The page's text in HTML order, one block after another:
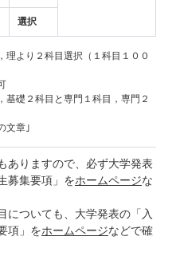
選択
より２科目選択（１科目１００
礎２科目と専門１科目，専門２
文章｣
ありますので、必ず大学発表
募集要項」をホームページな
ついても、大学発表の「入
項」をホームページなどで確